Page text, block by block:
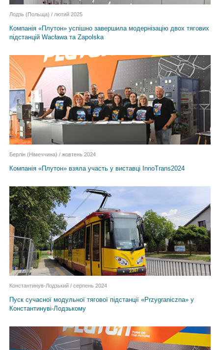
Компанія «Плутон» успішно завершила модернізацію двох тягових
підстанцій Wacława та Zapolska
Лодзь (Польща) / лютий 2025
Компанія «Плутон» взяла участь у виставці InnoTrans2024
Берлін (Німеччина) / жовтень 2024
Пуск сучасної модульної тягової підстанції «Przygraniczna» у
Константинуві-Лодзькому
Константинув-Лодзький / серпень 2024